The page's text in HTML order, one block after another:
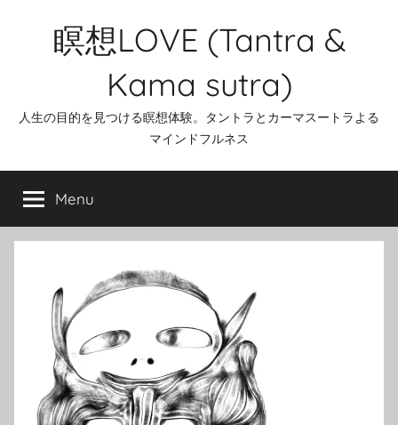
瞑想LOVE (Tantra &
Kama sutra)
人生の目的を見つける瞑想体験。タントラとカーマスートラよる
マインドフルネス
Menu